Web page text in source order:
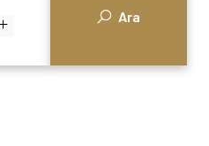
Ara